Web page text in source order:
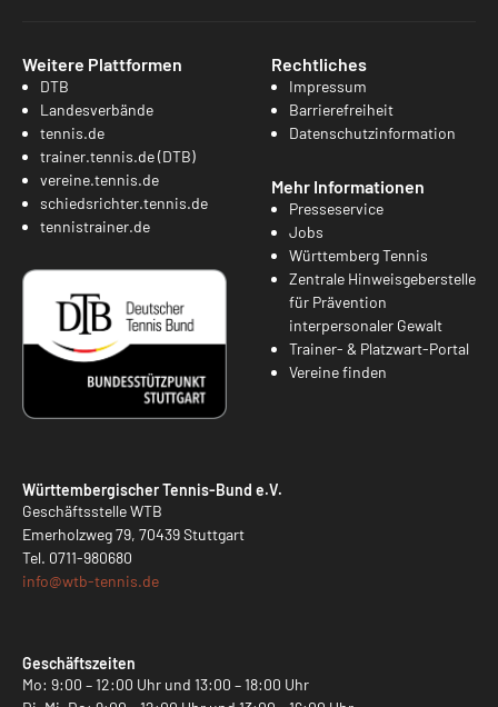
Weitere Plattformen
DTB
Landesverbände
tennis.de
trainer.tennis.de (DTB)
vereine.tennis.de
schiedsrichter.tennis.de
tennistrainer.de
Rechtliches
Impressum
Barrierefreiheit
Datenschutzinformation
Mehr Informationen
Presseservice
Jobs
Württemberg Tennis
Zentrale Hinweisgeberstelle
für Prävention
interpersonaler Gewalt
Trainer- & Platzwart-Portal
Vereine finden
Württembergischer Tennis-Bund e.V.
Geschäftsstelle WTB
Emerholzweg 79, 70439 Stuttgart
Tel. 0711-980680
info@wtb-tennis.de
Geschäftszeiten
Mo: 9:00 – 12:00 Uhr und 13:00 – 18:00 Uhr